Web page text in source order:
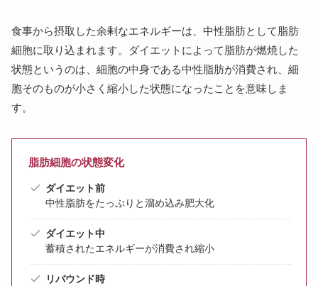
食事から摂取した余剰なエネルギーは、中性脂肪として脂肪
細胞に取り込まれます。ダイエットによって脂肪が燃焼した
状態というのは、細胞の中身である中性脂肪が消費され、細
胞そのものが小さく縮小した状態になったことを意味しま
す。
脂肪細胞の状態変化
ダイエット前
中性脂肪をたっぷりと溜め込み肥大化
ダイエット中
蓄積されたエネルギーが消費され縮小
リバウンド時